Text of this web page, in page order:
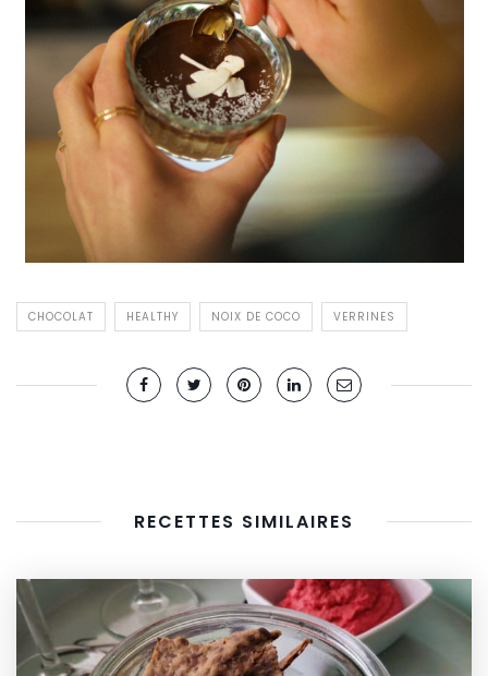
CHOCOLAT HEALTHY NOIX DE COCO VERRINES
RECETTES SIMILAIRES